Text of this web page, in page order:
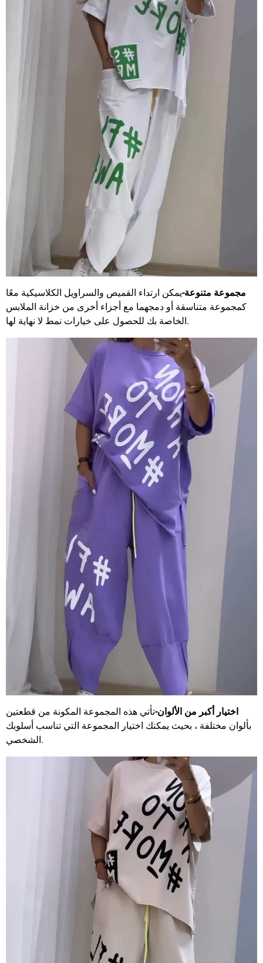
مجموعة متنوعة-يمكن ارتداء القميص والسراويل الكلاسيكية معًا
كمجموعة متناسقة أو دمجهما مع أجزاء أخرى من خزانة الملابس
الخاصة بك للحصول على خيارات نمط لا نهاية لها.
اختيار أكبر من الألوان-تأتي هذه المجموعة المكونة من قطعتين
بألوان مختلفة ، بحيث يمكنك اختيار المجموعة التي تناسب أسلوبك
الشخصي.